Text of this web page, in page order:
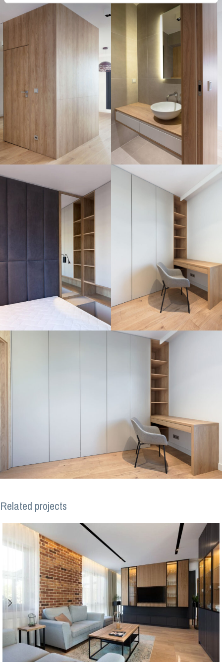
Related projects